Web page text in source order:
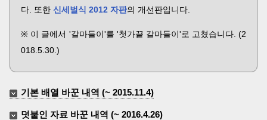
다. 또한 신세벌식 2012 자판의 개선판입니다.
※ 이 글에서 '갈마들이'를 '첫가끝 갈마들이'로 고쳤습니다. (2
018.5.30.)
기본 배열 바꾼 내역 (~ 2015.11.4)
덧붙인 자료 바꾼 내역 (~ 2016.4.26)